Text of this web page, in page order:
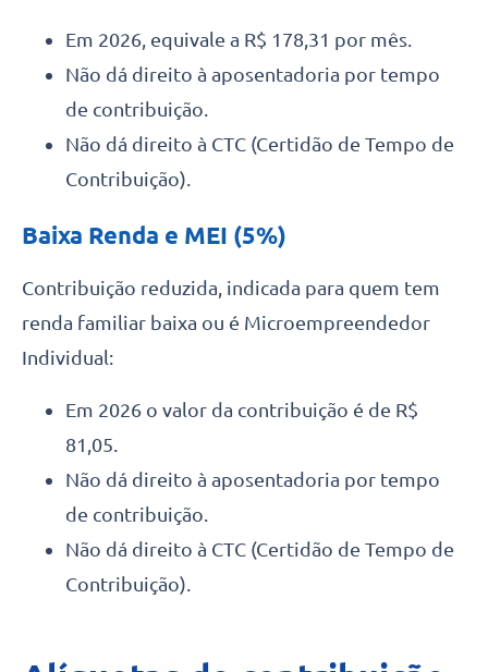
Em 2026, equivale a R$ 178,31 por mês.
Não dá direito à aposentadoria por tempo
de contribuição.
Não dá direito à CTC (Certidão de Tempo de
Contribuição).
Baixa Renda e MEI (5%)
Contribuição reduzida, indicada para quem tem
renda familiar baixa ou é Microempreendedor
Individual:
Em 2026 o valor da contribuição é de R$
81,05.
Não dá direito à aposentadoria por tempo
de contribuição.
Não dá direito à CTC (Certidão de Tempo de
Contribuição).